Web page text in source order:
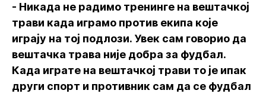
- Никада не радимо тренинге на вештачкој
трави када играмо против екипа које
играју на тој подлози. Увек сам говорио да
вештачка трава није добра за фудбал.
Када играте на вештачкој трави то је ипак
други спорт и противник сам да се фудбал